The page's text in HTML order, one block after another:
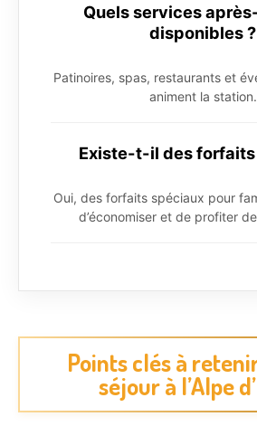
Quels services
disponibles ?
Patinoires, spas, restaurants et
animent la station.
Existe-t-il des
Oui, des forfaits spéciaux pour
d’économiser et de profiter
Points clés à
séjour à l’Alpe